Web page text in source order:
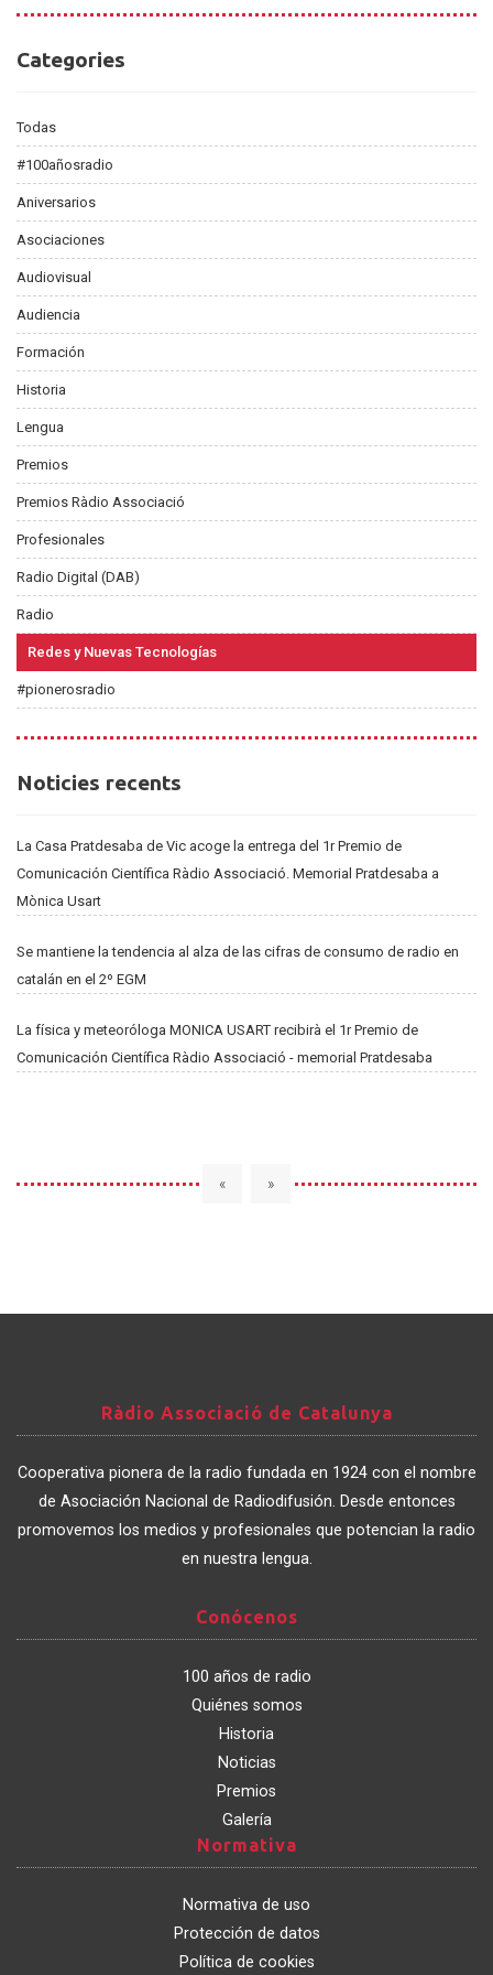
Categories
Categories
Todas
#100añosradio
Aniversarios
Asociaciones
Audiovisual
Audiencia
Formación
Historia
Lengua
Premios
Premios Ràdio Associació
Profesionales
Radio Digital (DAB)
Radio
Redes y Nuevas Tecnologías
#pionerosradio
Noticies
Noticies recents
La Casa Pratdesaba de Vic acoge la entrega del 1r Premio de
Comunicación Científica Ràdio Associació. Memorial Pratdesaba a
Mònica Usart
Se mantiene la tendencia al alza de las cifras de consumo de radio en
catalán en el 2º EGM
La física y meteoróloga MONICA USART recibirà el 1r Premio de
Comunicación Científica Ràdio Associació - memorial Pratdesaba
« »
Associació
de
Catalunya
Ràdio Associació de Catalunya
Cooperativa pionera de la radio fundada en 1924 con el nombre
de Asociación Nacional de Radiodifusión. Desde entonces
promovemos los medios y profesionales que potencian la radio
en nuestra lengua.
Conócenos
100 años de radio
Quiénes somos
Historia
Noticias
Premios
Galería
Normativa
Normativa de uso
Protección de datos
Política de cookies